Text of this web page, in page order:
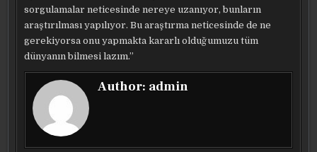
sorgulamalar neticesinde nereye uzanıyor, bunların
araştırılması yapılıyor. Bu araştırma neticesinde de ne
gerekiyorsa onu yapmakta kararlı olduğumuzu tüm
dünyanın bilmesi lazım.”
Author: admin